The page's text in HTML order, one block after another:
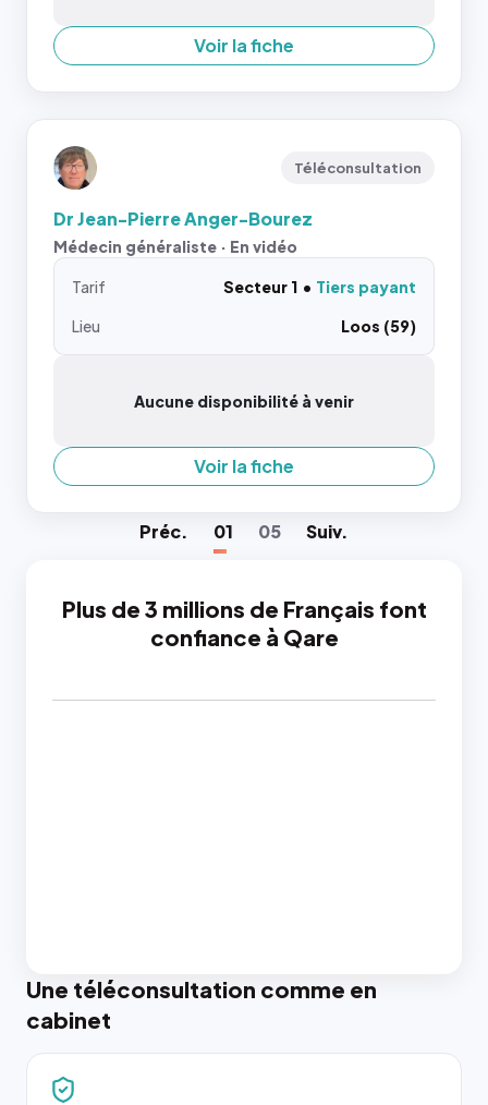
Voir la fiche
Téléconsultation
Dr Jean-Pierre Anger-Bourez
Médecin généraliste · En vidéo
Tarif Secteur 1
Tiers payant
Lieu
Loos (59)
Aucune disponibilité à venir
Voir la fiche
Préc. 01 05 Suiv.
Plus de 3 millions de Français font
confiance à Qare
Une téléconsultation comme en
cabinet